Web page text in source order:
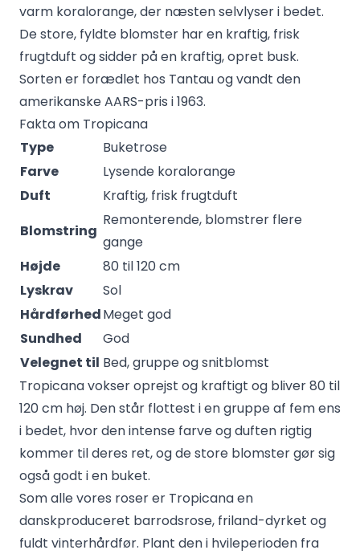
varm koralorange, der næsten selvlyser i bedet.
De store, fyldte blomster har en kraftig, frisk
frugtduft og sidder på en kraftig, opret busk.
Sorten er forædlet hos Tantau og vandt den
amerikanske AARS-pris i 1963.
Fakta om Tropicana
Type
Buketrose
Farve
Lysende koralorange
Duft
Kraftig, frisk frugtduft
Blomstring
Remonterende, blomstrer flere
gange
Højde
80 til 120 cm
Lyskrav
Sol
HårdførhedMeget god
Sundhed
God
Velegnet til Bed, gruppe og snitblomst
Tropicana vokser oprejst og kraftigt og bliver 80 til
120 cm høj. Den står flottest i en gruppe af fem ens
i bedet, hvor den intense farve og duften rigtig
kommer til deres ret, og de store blomster gør sig
også godt i en buket.
Som alle vores roser er Tropicana en
danskproduceret barrodsrose, friland-dyrket og
fuldt vinterhårdfør. Plant den i hvileperioden fra